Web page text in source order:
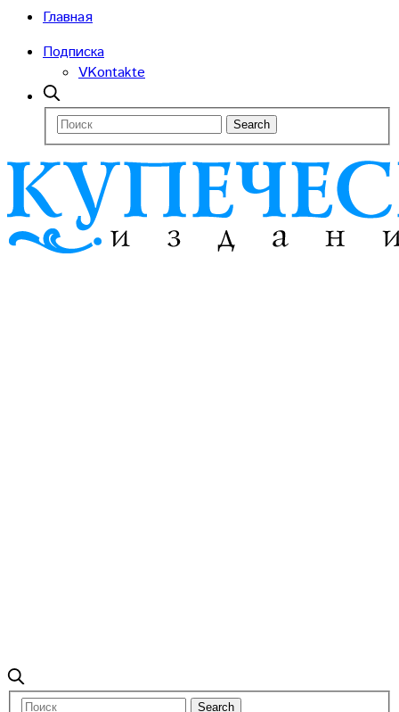
Главная
Подписка
VKontakte